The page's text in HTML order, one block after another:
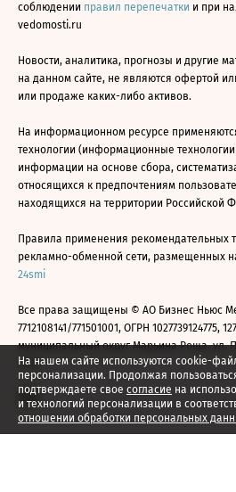
На нашем сайте используются cookie-
персонализации. Продолжая
подтверждаете свое согласие на
и технологий персонализации в
отношении обработки персональных
соблюдении правил перепечатки и при
vedomosti.ru
Новости, аналитика, прогнозы и другие
на данном сайте, не являются офертой
или продаже каких-либо активов.
На информационном ресурсе
технологии (информационные
информации на основе сбора,
относящихся к предпочтениям
находящихся на территории Российской
Правила применения рекомендательных
рекламно-обменной сети, размещенных
24smi
Все права защищены © АО Бизнес Ньюс
7712108141/771501001, ОГРН 1027739124775,
муниципальный округ Марьина Роща, ул.
2026